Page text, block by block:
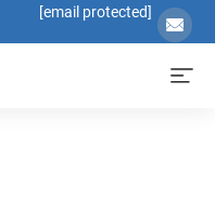
[email protected]